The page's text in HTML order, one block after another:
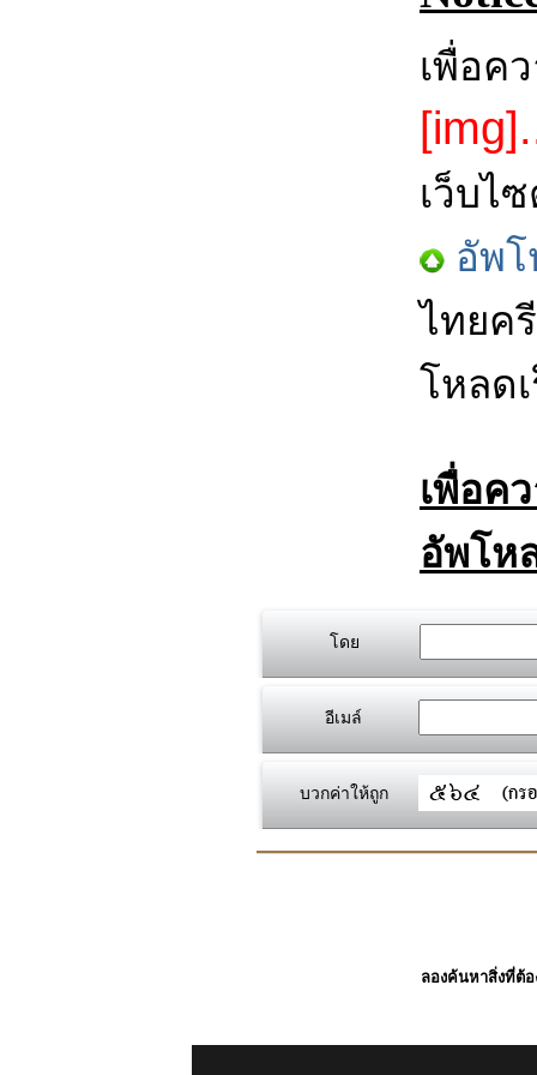
เพื่อค
เว็บไ
อัพ
ไทยค
โหลด
เพื่อค
อัพโห
โดย
อีเมล์
บวกค่าให้ถูก
ลองค้นหาสิ่งที่ต้อ